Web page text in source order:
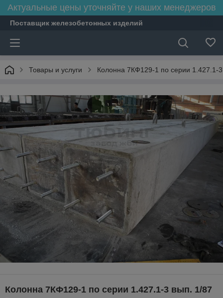
Актуальные цены уточняйте у наших менеджеров
Поставщик железобетонных изделий
Товары и услуги Колонна 7КФ129-1 по серии 1.427.1-
Колонна 7КФ129-1 по серии 1.427.1-3 вып. 1/87